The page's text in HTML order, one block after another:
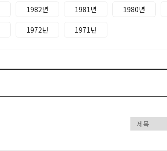
1982년 1981년 1980년
1972년 1971년